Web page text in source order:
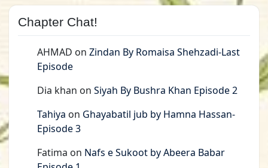
Chapter Chat!
AHMAD on Zindan By Romaisa Shehzadi-Last
Episode
Dia khan on Siyah By Bushra Khan Episode 2
Tahiya on Ghayabatil jub by Hamna Hassan-
Episode 3
Fatima on Nafs e Sukoot by Abeera Babar